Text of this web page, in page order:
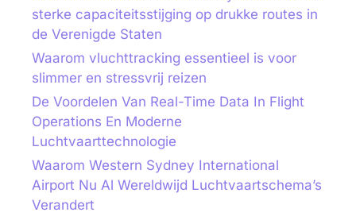
sterke capaciteitsstijging op drukke routes in
de Verenigde Staten
Waarom vluchttracking essentieel is voor
slimmer en stressvrij reizen
De Voordelen Van Real-Time Data In Flight
Operations En Moderne
Luchtvaarttechnologie
Waarom Western Sydney International
Airport Nu Al Wereldwijd Luchtvaartschema’s
Verandert